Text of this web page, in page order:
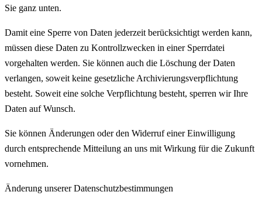
Sie ganz unten.
Damit eine Sperre von Daten jederzeit berücksichtigt werden kann,
müssen diese Daten zu Kontrollzwecken in einer Sperrdatei
vorgehalten werden. Sie können auch die Löschung der Daten
verlangen, soweit keine gesetzliche Archivierungsverpflichtung
besteht. Soweit eine solche Verpflichtung besteht, sperren wir Ihre
Daten auf Wunsch.
Sie können Änderungen oder den Widerruf einer Einwilligung
durch entsprechende Mitteilung an uns mit Wirkung für die Zukunft
vornehmen.
Änderung unserer Datenschutzbestimmungen